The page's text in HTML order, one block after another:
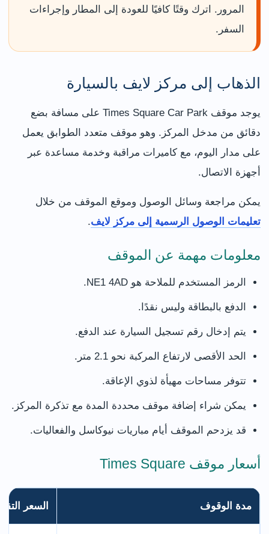
المرور. اترك وقتًا كافيًا للعودة إلى المطار وإجراءات
السفر.
الذهاب إلى مركز لايف بالسيارة
يوجد موقف Times Square Car Park على مسافة بضع
دقائق من مدخل المركز. وهو موقف متعدد الطوابق يعمل
على مدار اليوم، مع كاميرات مراقبة وخدمة مساعدة عبر
أجهزة الاتصال.
يمكن مراجعة وسائل الوصول وموقع الموقف من خلال
تعليمات الوصول الرسمية إلى مركز لايف.
معلومات مهمة عن الموقف
الرمز المستخدم للملاحة هو NE1 4AD.
الدفع بالبطاقة وليس نقدًا.
يتم إدخال رقم تسجيل السيارة عند الدفع.
الحد الأقصى لارتفاع المركبة نحو 2.1 متر.
تتوفر مساحات مهيأة لذوي الإعاقة.
يمكن شراء إضافة موقف محددة المدة مع تذكرة المركز.
قد يزدحم الموقف أيام مباريات نيوكاسل والفعاليات.
أسعار موقف Times Square
مدة الوقوف السعر